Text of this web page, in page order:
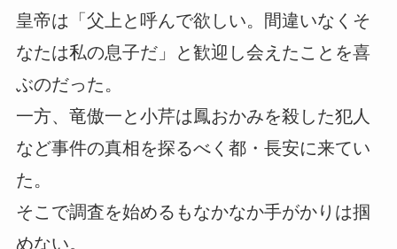
皇帝は「父上と呼んで欲しい。間違いなくそ
なたは私の息子だ」と歓迎し会えたことを喜
ぶのだった。
一方、竜傲一と小芹は鳳おかみを殺した犯人
など事件の真相を探るべく都・長安に来てい
た。
そこで調査を始めるもなかなか手がかりは掴
めない。